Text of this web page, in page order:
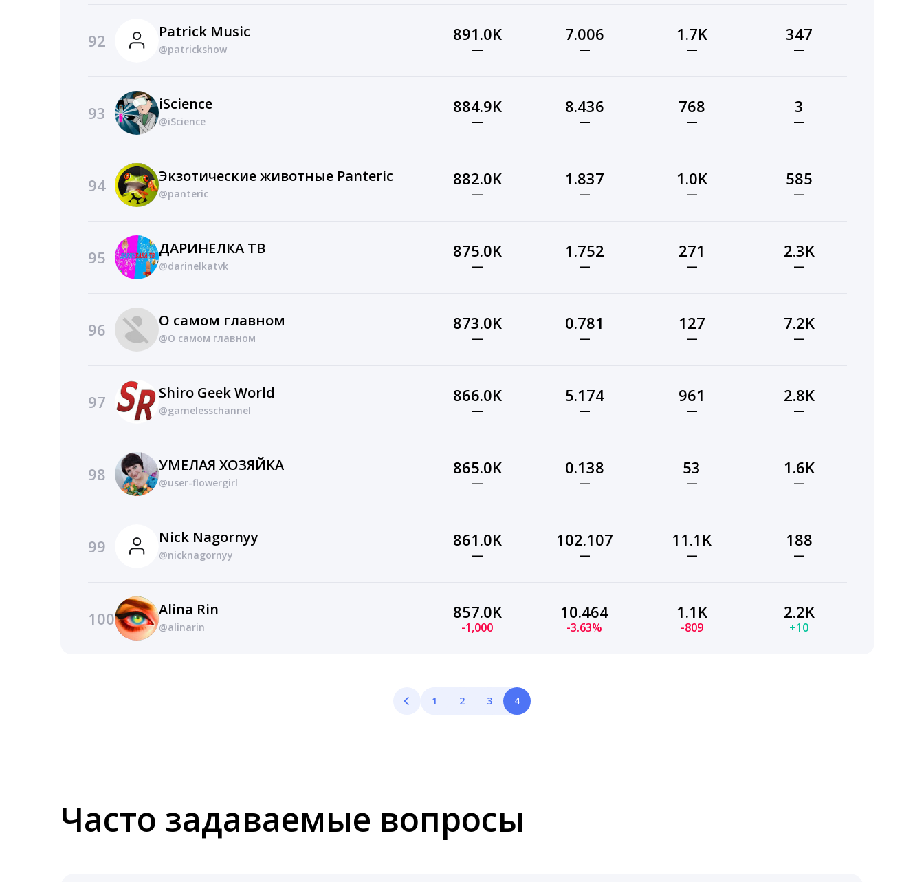
92 Patrick Music
@patrickshow
891.0K
—
7.006
—
1.7K
—
347
—
93 iScience
@iScience
884.9K
—
8.436
—
768
—
3
—
94 Экзотические животные Panteric
@panteric
882.0K
—
1.837
—
1.0K
—
585
—
95 ДАРИНЕЛКА ТВ
@darinelkatvk
875.0K
—
1.752
—
271
—
2.3K
—
96 О самом главном
@О самом главном
873.0K
—
0.781
—
127
—
7.2K
—
97 Shiro Geek World
@gamelesschannel
866.0K
—
5.174
—
961
—
2.8K
—
98 УМЕЛАЯ ХОЗЯЙКА
@user-flowergirl
865.0K
—
0.138
—
53
—
1.6K
—
99 Nick Nagornyy
@nicknagornyy
861.0K
—
102.107
—
11.1K
—
188
—
100 Alina Rin
@alinarin
857.0K
-1,000
10.464
-3.63%
1.1K
-809
2.2K
+10
1 2 3 4
Часто задаваемые вопросы